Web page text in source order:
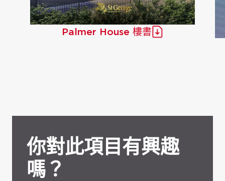
Palmer House 樓書
你對此項目有興趣
嗎？